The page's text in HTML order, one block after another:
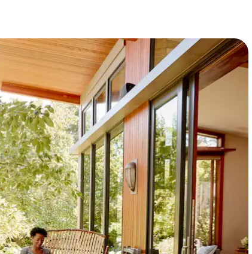
prema gore i prema dolje, kao i dodirom ili prelaskom